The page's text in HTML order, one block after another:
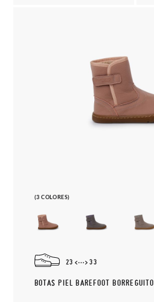
(3 COLORES)
23 33
BOTAS PIEL BAREFOOT BORREGUITO